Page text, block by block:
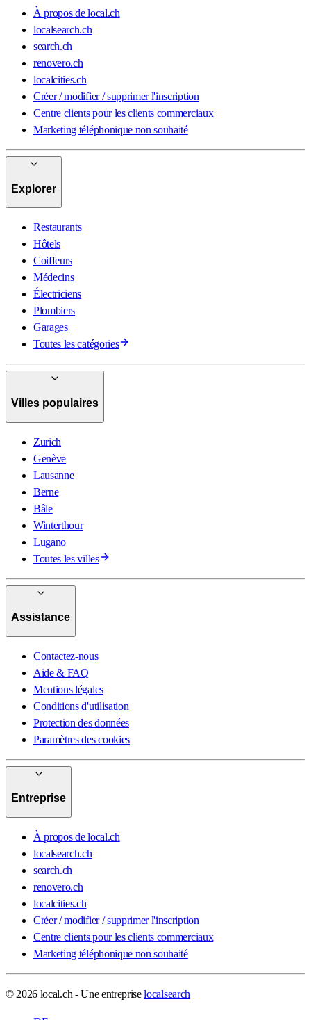
À propos de local.ch
localsearch.ch
search.ch
renovero.ch
localcities.ch
Créer / modifier / supprimer l'inscription
Centre clients pour les clients commerciaux
Marketing téléphonique non souhaité
Explorer
Restaurants
Hôtels
Coiffeurs
Médecins
Électriciens
Plombiers
Garages
Toutes les catégories
Villes populaires
Zurich
Genève
Lausanne
Berne
Bâle
Winterthour
Lugano
Toutes les villes
Assistance
Contactez-nous
Aide & FAQ
Mentions légales
Conditions d'utilisation
Protection des données
Paramètres des cookies
Entreprise
À propos de local.ch
localsearch.ch
search.ch
renovero.ch
localcities.ch
Créer / modifier / supprimer l'inscription
Centre clients pour les clients commerciaux
Marketing téléphonique non souhaité
© 2026 local.ch - Une entrepriselocalsearch